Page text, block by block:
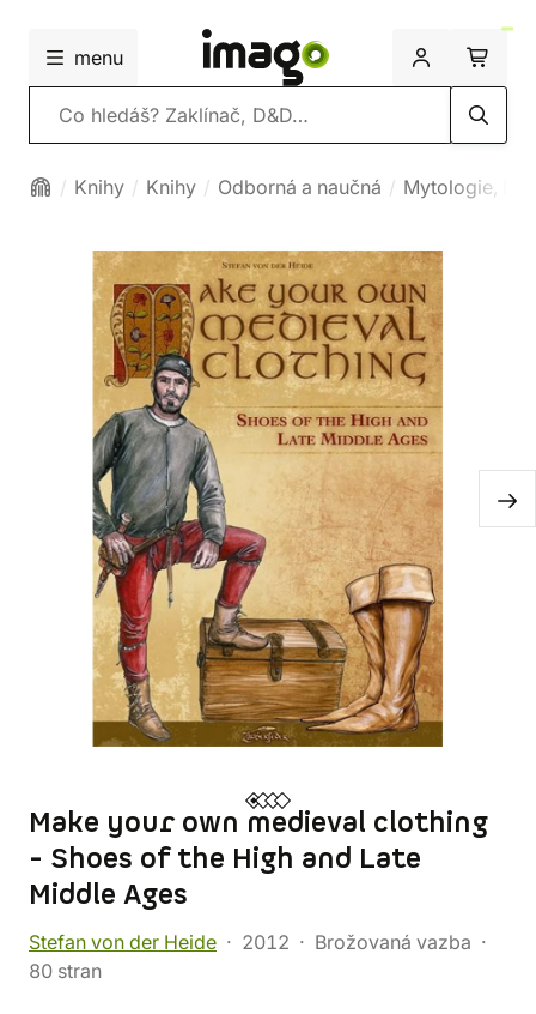
menu
Vyhledávání
Knihy Knihy Odborná a naučná Mytologie,
Make your own medieval clothing
- Shoes of the High and Late
Middle Ages
Stefan von der Heide 2012
Brožovaná vazba
80 stran